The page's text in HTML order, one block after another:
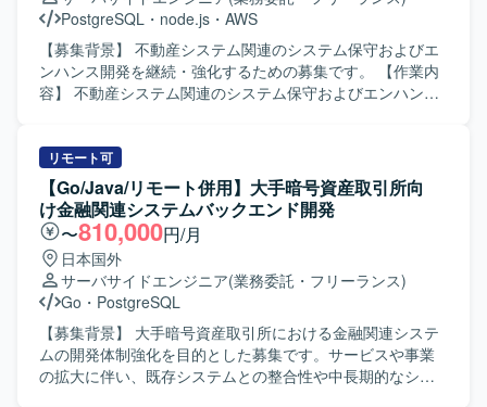
PostgreSQL ・ node.js ・ AWS
【募集背景】 不動産システム関連のシステム保守およびエ
ンハンス開発を継続・強化するための募集です。 【作業内
容】 不動産システム関連のシステム保守およびエンハンス
特定・不具合修正を行っていただきます。また、本番環境
で発生した障害について、検知から原因特定、復旧、再発
防止策の実施まで一連の対応を行っていただきます。 【求
める人物像】 定例等の打合せでリーダーシップを発揮でき
る方を求めています。ログや既存のソースコードを手がか
りに、未知のシステムでも自律的に問題を調査・解決でき
る方が望ましいです。クラウドインフラに不慣れな部分が
あっても、臆せずキャッチアップしながら対応できる方、
障害対応時に状況を整理しながら関係者へ的確に報告・連
絡できる方を歓迎いたします。復旧にとどまらず、根本原
因の解消まで責任を持って取り組める方にお願いしたいと
リモート可
【Go/Java/リモート併用】大手暗号資産取引所向
け金融関連システムバックエンド開発
〜810,000円/月
日本国外
サーバサイドエンジニア(業務委託・フリーランス)
Go ・ PostgreSQL
【募集背景】 大手暗号資産取引所における金融関連システ
ムの開発体制強化を目的とした募集です。サービスや事業
の拡大に伴い、既存システムとの整合性や中長期的なシス